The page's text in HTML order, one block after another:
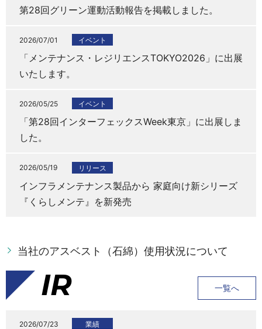
第28回グリーン運動活動報告を掲載しました。
2026/07/01 イベント
「メンテナンス・レジリエンスTOKYO2026」に出展
いたします。
2026/05/25 イベント
「第28回インターフェックスWeek東京」に出展しま
した。
2026/05/19 リリース
インフラメンテナンス製品から 家庭向け新シリーズ
『くらしメンテ』を新発売
当社のアスベスト（石綿）使用状況について
IR 一覧へ
2026/07/23 業績